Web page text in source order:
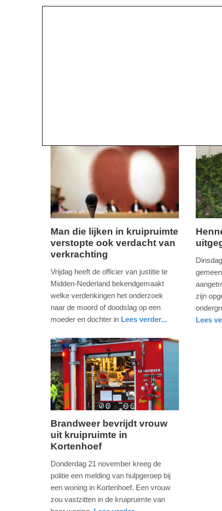
04-
04-
vrijdag,
18.
2016
09-
04-
2025
09:10
Man die lijken in kruipruimte
verstopte ook verdacht van
verkrachting
Vrijdag heeft de officier van justitie te
Midden-Nederland bekendgemaakt
welke verdenkingen het onderzoek
naar de moord of doodslag op een
moeder en dochter in Lees verder...
2016
11:35
zijn
Lees
vrijdag,
22.
-
Brandweer bevrijdt vrouw
uit kruipruimte in
Kortenhoef
Donderdag 21 november kreeg de
politie een melding van hulpgeroep bij
een woning in Kortenhoef. Een vrouw
zou vastzitten in de kruipruimte van